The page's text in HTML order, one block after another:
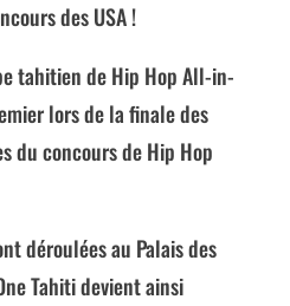
des USA !
tahitien de Hip Hop All-in-
lors de la finale des
du concours de Hip Hop
déroulées au Palais des
Tahiti devient ainsi